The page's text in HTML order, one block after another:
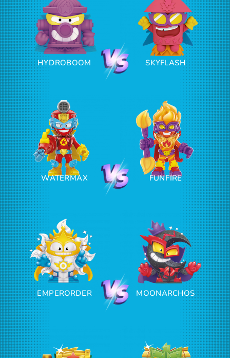
HYDROBOOM SKYFLASH
WATERMAX FUNFIRE
EMPERORDER MOONARCHOS